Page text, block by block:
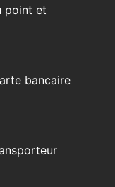
point et
bancaire